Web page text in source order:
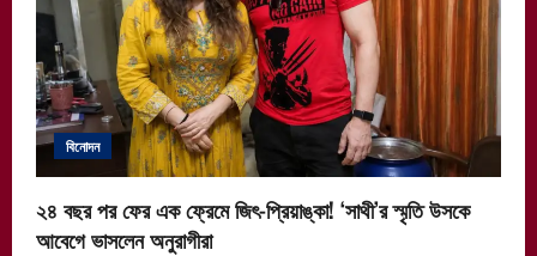
বিনোদন
২৪ বছর পর ফের এক ফ্রেমে জিৎ-প্রিয়াঙ্কা! ‘সাথী’র স্মৃতি উসকে
আবেগে ভাসলেন অনুরাগীরা